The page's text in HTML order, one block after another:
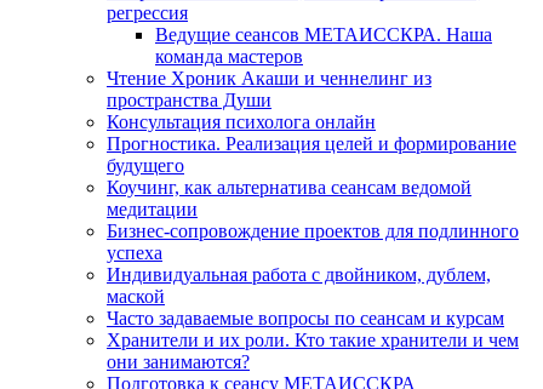
регрессия
Ведущие сеансов МЕТАИССКРА. Наша
команда мастеров
Чтение Хроник Акаши и ченнелинг из
пространства Души
Консультация психолога онлайн
Прогностика. Реализация целей и формирование
будущего
Коучинг, как альтернатива сеансам ведомой
медитации
Бизнес-сопровождение проектов для подлинного
успеха
Индивидуальная работа с двойником, дублем,
маской
Часто задаваемые вопросы по сеансам и курсам
Хранители и их роли. Кто такие хранители и чем
они занимаются?
Подготовка к сеансу МЕТАИССКРА